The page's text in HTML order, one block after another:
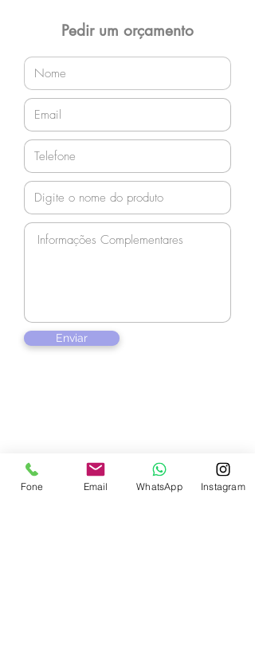
Pedir um orçamento
Enviar
Contate-nos
Fone Email WhatsApp Instagram